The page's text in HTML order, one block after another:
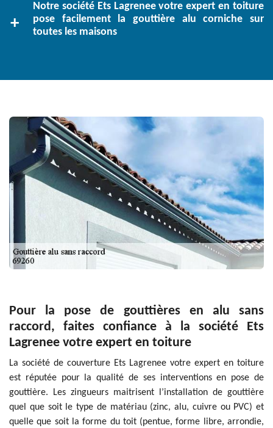
Notre société Ets Lagrenee votre expert en toiture
pose facilement la gouttière alu corniche sur
toutes les maisons
Pour la pose de gouttières en alu sans
raccord, faites confiance à la société Ets
Lagrenee votre expert en toiture
La société de couverture Ets Lagrenee votre expert en toiture
est réputée pour la qualité de ses interventions en pose de
gouttière. Les zingueurs maitrisent l’installation de gouttière
quel que soit le type de matériau (zinc, alu, cuivre ou PVC) et
quelle que soit la forme du toit (pentue, forme libre, arrondie,